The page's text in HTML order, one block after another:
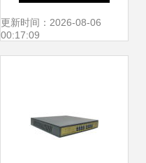
通讯设备维修
更新时间：2026-08-06
00:17:09